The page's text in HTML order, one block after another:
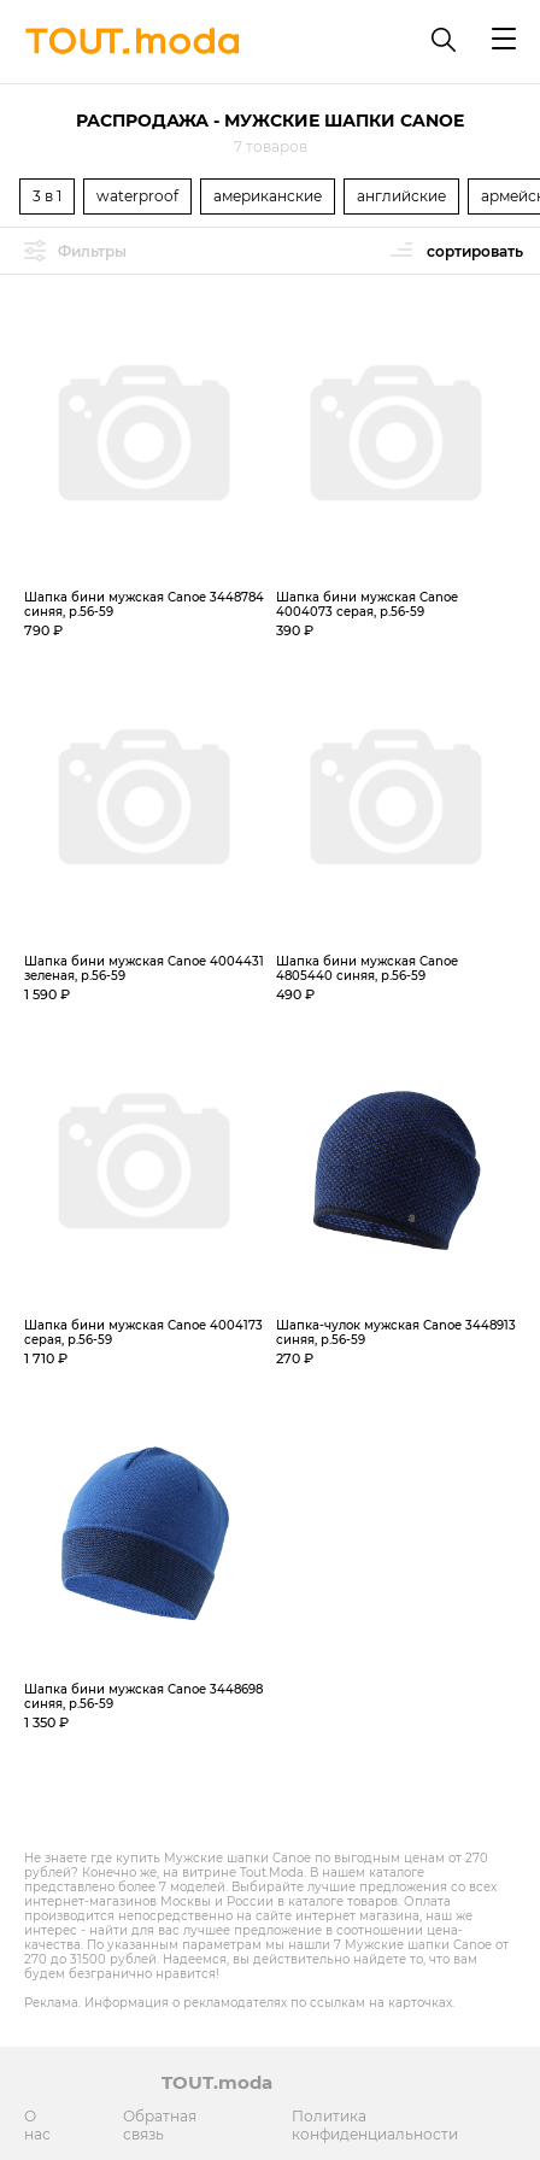
РАСПРОДАЖА - МУЖСКИЕ ШАПКИ CANOE
7 товаров
3 в 1 waterproof американские английские
Фильтры сортировать
Шапка бини мужская Canoe 3448784
синяя, р.56-59
790 ₽
Шапка бини мужская Canoe
4004073 серая, р.56-59
390 ₽
Шапка бини мужская Canoe 4004431
зеленая, р.56-59
1 590 ₽
Шапка бини мужская Canoe
4805440 синяя, р.56-59
490 ₽
Шапка бини мужская Canoe 4004173
серая, р.56-59
1 710 ₽
Шапка-чулок мужская Canoe 3448913
синяя, р.56-59
270 ₽
Шапка бини мужская Canoe 3448698
синяя, р.56-59
1 350 ₽
Не знаете где купить Мужские шапки Canoe по выгодным ценам от 270
рублей? Конечно же, на витрине Tout.Modа. В нашем каталоге
представлено более 7 моделей. Выбирайте лучшие предложения со всех
интернет-магазинов Москвы и России в каталоге товаров. Оплата
производится непосредственно на сайте интернет магазина, наш же
интерес - найти для вас лучшее предложение в соотношении цена-
качества. По указанным параметрам мы нашли 7 Мужские шапки Canoe от
270 до 31500 рублей. Надеемся, вы действительно найдете то, что вам
будем безгранично нравится!
Реклама. Информация о рекламодателях по ссылкам на карточках.
TOUT.moda
О
нас
Обратная
связь
Политика
конфиденциальности